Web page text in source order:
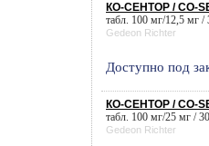
КО-СЕНТОР / CO-
табл. 100 мг/12,5 мг /
Gedeon Richter
Доступно под
КО-СЕНТОР / CO-
табл. 100 мг/25 мг /
Gedeon Richter